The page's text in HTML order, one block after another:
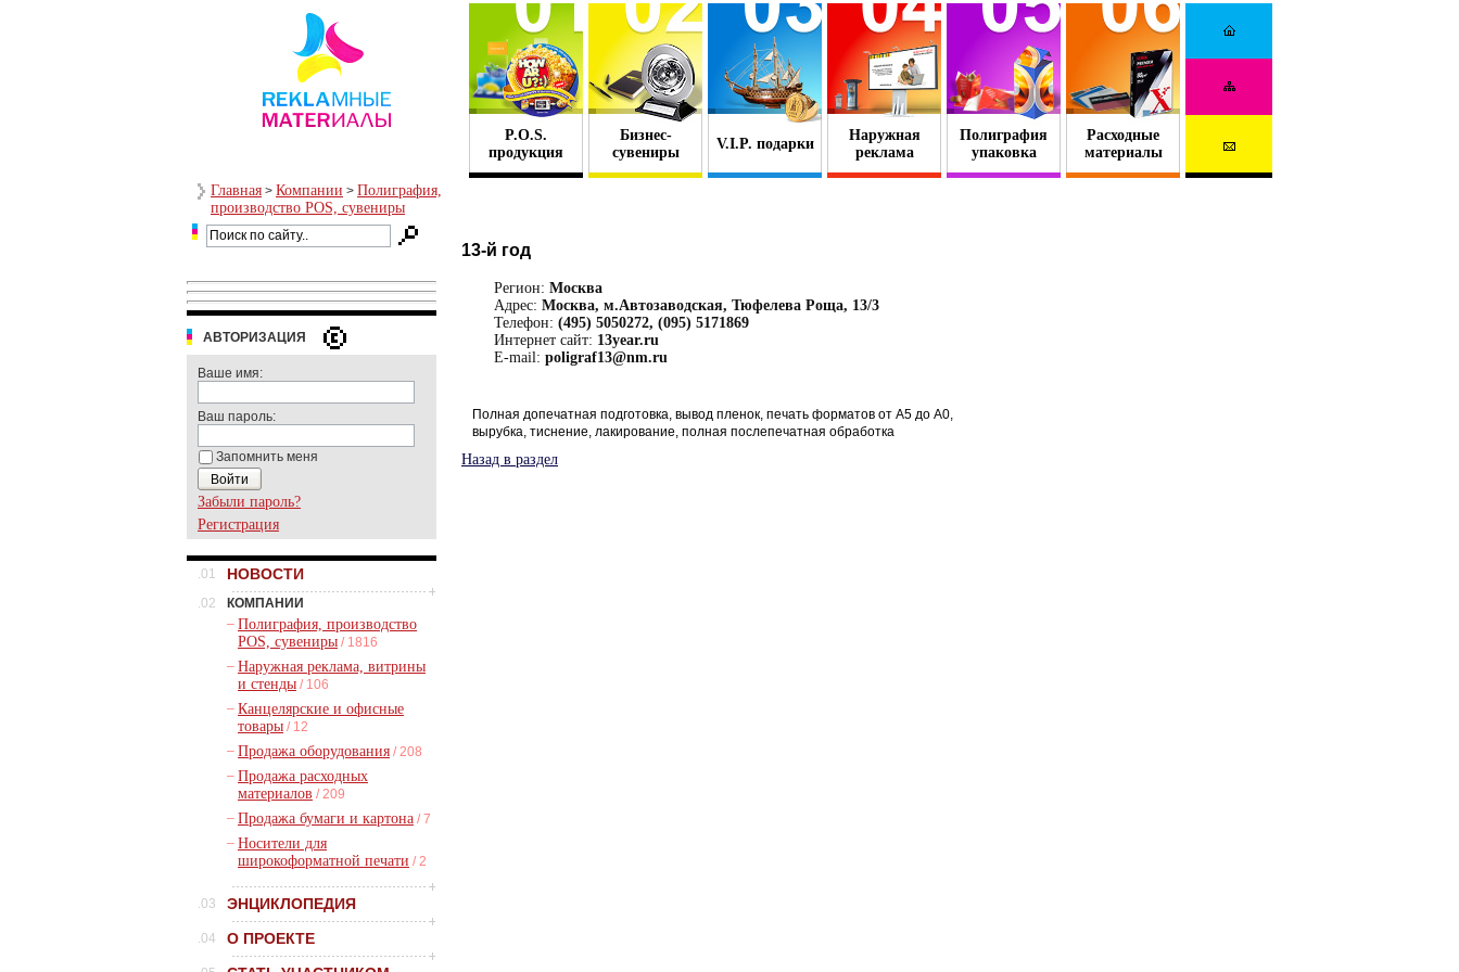
P.O.S.
продукция
Бизнес-
сувениры
V.I.P. подарки
Наружная
реклама
Полиграфия
упаковка
Расходные
материалы
Главная > Компании > Полиграфия,
производство POS, сувениры
АВТОРИЗАЦИЯ
Ваше имя:
Ваш пароль:
Запомнить меня
Забыли пароль?
Регистрация
.01 НОВОСТИ
.02
КОМПАНИИ
– Полиграфия, производство
POS, сувениры / 1816
– Наружная реклама, витрины
и стенды / 106
– Канцелярские и офисные
товары / 12
– Продажа оборудования / 208
– Продажа расходных
материалов / 209
– Продажа бумаги и картона / 7
– Носители для
широкоформатной печати / 2
.03 ЭНЦИКЛОПЕДИЯ
.04 О ПРОЕКТЕ
13-й год
Регион: Москва
Адрес: Москва, м.Автозаводская, Тюфелева Роща, 13/3
Телефон: (495) 5050272, (095) 5171869
Интернет сайт: 13year.ru
E-mail: poligraf13@nm.ru
Полная допечатная подготовка, вывод пленок, печать форматов от А5 до А0,
вырубка, тиснение, лакирование, полная послепечатная обработка
Назад в раздел